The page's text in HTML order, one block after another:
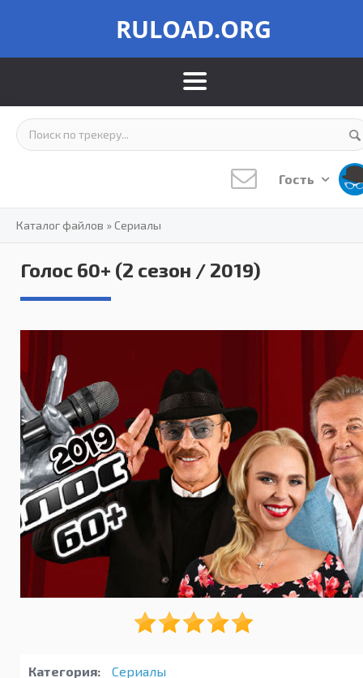
RULOAD.ORG
Гость
Каталог файлов »Сериалы
Голос 60+ (2 сезон / 2019)
Категория: Сериалы